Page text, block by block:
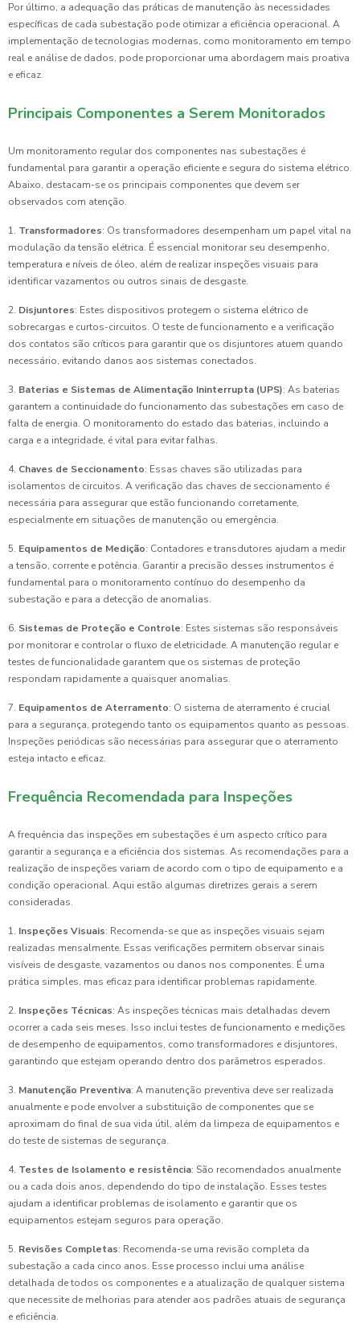
Por último, a adequação das práticas de manutenção às necessidades
específicas de cada subestação pode otimizar a eficiência operacional. A
implementação de tecnologias modernas, como monitoramento em tempo
real e análise de dados, pode proporcionar uma abordagem mais proativa
e eficaz.
Principais Componentes a Serem Monitorados
Um monitoramento regular dos componentes nas subestações é
fundamental para garantir a operação eficiente e segura do sistema elétrico.
Abaixo, destacam-se os principais componentes que devem ser
observados com atenção.
1. Transformadores: Os transformadores desempenham um papel vital na
modulação da tensão elétrica. É essencial monitorar seu desempenho,
temperatura e níveis de óleo, além de realizar inspeções visuais para
identificar vazamentos ou outros sinais de desgaste.
2. Disjuntores: Estes dispositivos protegem o sistema elétrico de
sobrecargas e curtos-circuitos. O teste de funcionamento e a verificação
dos contatos são críticos para garantir que os disjuntores atuem quando
necessário, evitando danos aos sistemas conectados.
3. Baterias e Sistemas de Alimentação Ininterrupta (UPS): As baterias
garantem a continuidade do funcionamento das subestações em caso de
falta de energia. O monitoramento do estado das baterias, incluindo a
carga e a integridade, é vital para evitar falhas.
4. Chaves de Seccionamento: Essas chaves são utilizadas para
isolamentos de circuitos. A verificação das chaves de seccionamento é
necessária para assegurar que estão funcionando corretamente,
especialmente em situações de manutenção ou emergência.
5. Equipamentos de Medição: Contadores e transdutores ajudam a medir
a tensão, corrente e potência. Garantir a precisão desses instrumentos é
fundamental para o monitoramento contínuo do desempenho da
subestação e para a detecção de anomalias.
6. Sistemas de Proteção e Controle: Estes sistemas são responsáveis
por monitorar e controlar o fluxo de eletricidade. A manutenção regular e
testes de funcionalidade garantem que os sistemas de proteção
respondam rapidamente a quaisquer anomalias.
7. Equipamentos de Aterramento: O sistema de aterramento é crucial
para a segurança, protegendo tanto os equipamentos quanto as pessoas.
Inspeções periódicas são necessárias para assegurar que o aterramento
esteja intacto e eficaz.
Frequência Recomendada para Inspeções
A frequência das inspeções em subestações é um aspecto crítico para
garantir a segurança e a eficiência dos sistemas. As recomendações para a
realização de inspeções variam de acordo com o tipo de equipamento e a
condição operacional. Aqui estão algumas diretrizes gerais a serem
consideradas.
1. Inspeções Visuais: Recomenda-se que as inspeções visuais sejam
realizadas mensalmente. Essas verificações permitem observar sinais
visíveis de desgaste, vazamentos ou danos nos componentes. É uma
prática simples, mas eficaz para identificar problemas rapidamente.
2. Inspeções Técnicas: As inspeções técnicas mais detalhadas devem
ocorrer a cada seis meses. Isso inclui testes de funcionamento e medições
de desempenho de equipamentos, como transformadores e disjuntores,
garantindo que estejam operando dentro dos parâmetros esperados.
3. Manutenção Preventiva: A manutenção preventiva deve ser realizada
anualmente e pode envolver a substituição de componentes que se
aproximam do final de sua vida útil, além da limpeza de equipamentos e
do teste de sistemas de segurança.
4. Testes de Isolamento e resistência: São recomendados anualmente
ou a cada dois anos, dependendo do tipo de instalação. Esses testes
ajudam a identificar problemas de isolamento e garantir que os
equipamentos estejam seguros para operação.
5. Revisões Completas: Recomenda-se uma revisão completa da
subestação a cada cinco anos. Esse processo inclui uma análise
detalhada de todos os componentes e a atualização de qualquer sistema
que necessite de melhorias para atender aos padrões atuais de segurança
e eficiência.